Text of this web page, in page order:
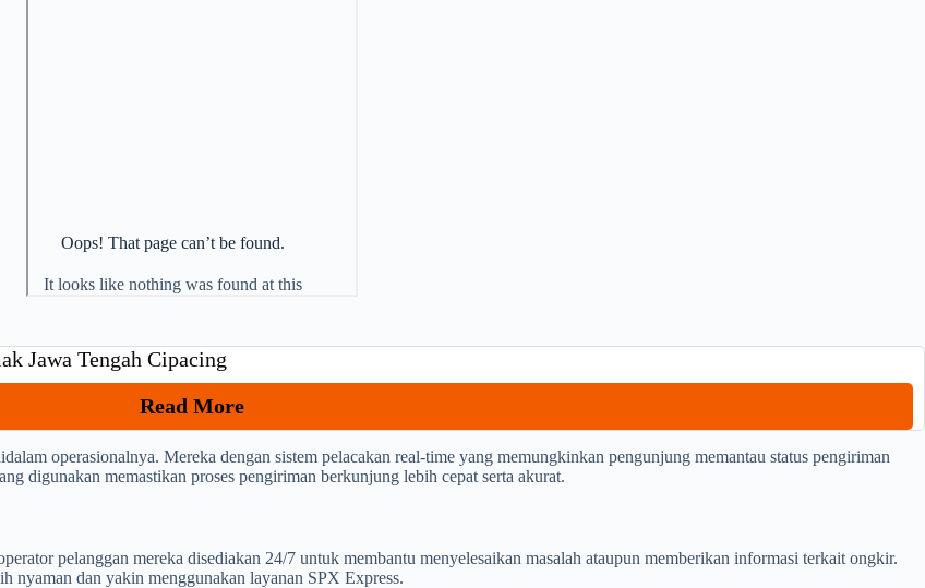
Jawa Tengah Cipacing
Read More
operasionalnya. Mereka dengan sistem pelacakan real-time yang memungkinkan pengunjung memantau status pengiriman
digunakan memastikan proses pengiriman berkunjung lebih cepat serta akurat.
pelanggan mereka disediakan 24/7 untuk membantu menyelesaikan masalah ataupun memberikan informasi terkait ongkir.
nyaman dan yakin menggunakan layanan SPX Express.